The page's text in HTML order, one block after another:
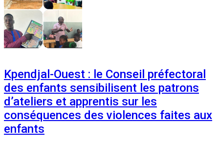
Kpendjal-Ouest : le Conseil préfectoral
des enfants sensibilisent les patrons
d’ateliers et apprentis sur les
conséquences des violences faites aux
enfants